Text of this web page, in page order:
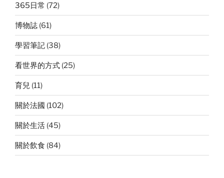
365日常 (72)
博物誌 (61)
學習筆記 (38)
看世界的方式 (25)
育兒 (11)
關於法國 (102)
關於生活 (45)
關於飲食 (84)